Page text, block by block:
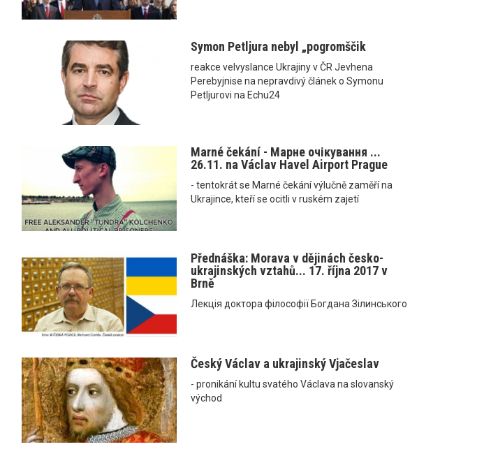
Symon Petljura nebyl „pogromščik
reakce velvyslance Ukrajiny v ČR Jevhena
Perebyjnise na nepravdivý článek o Symonu
Petljurovi na Echu24
Marné čekání - Марне очікування ...
26.11. na Václav Havel Airport Prague
- tentokrát se Marné čekání výlučně zaměří na
Ukrajince, kteří se ocitli v ruském zajetí
Přednáška: Morava v dějinách česko-
ukrajinských vztahů... 17. října 2017 v
Brně
Лекція доктора філософії Богдана Зілинського
Český Václav a ukrajinský Vjačeslav
- pronikání kultu svatého Václava na slovanský
východ